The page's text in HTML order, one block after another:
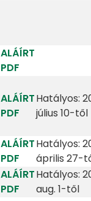
ALÁÍRT
PDF
ALÁÍRT
PDF
Hatályos:
július 10-től
ALÁÍRT
PDF
Hatályos:
április 27-
ALÁÍRT
PDF
Hatályos:
aug. 1-től